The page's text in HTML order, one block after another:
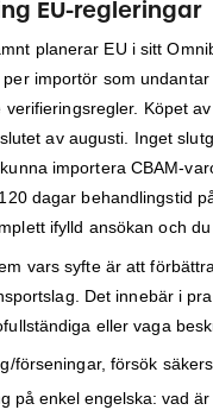
EU-regleringar
planerar EU i sitt
importör som
Köpet
av augusti. Inget
importera CBAM-
dagar behandlingstid
ifylld ansökan och
vars syfte är att
Det innebär i
eller vaga
förseningar, försök
på enkel engelska: vad